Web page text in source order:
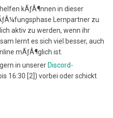
kÃƒÂ¶nnen in dieser
Lernpartner zu
aktiv zu werden, wenn ihr
lernt es sich viel besser, auch
mÃƒÂ¶glich ist.
in unserer Discord-
16:30 [2]) vorbei oder schickt